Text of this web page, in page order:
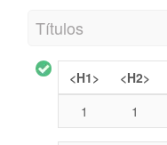
Títulos
<H1> <H2>
1
1